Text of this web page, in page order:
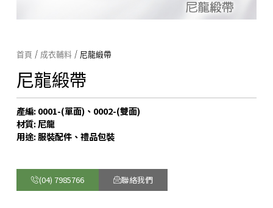
首頁 / 成衣輔料/ 尼龍緞帶
尼龍緞帶
產編: 0001-(單面)、0002-(雙面)
材質: 尼龍
用途: 服裝配件、禮品包裝
(04) 7985766 聯絡我們